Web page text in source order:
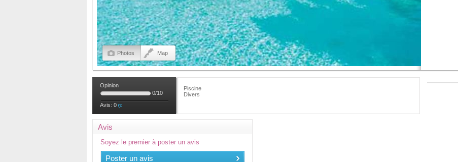
Photos Map
Opinion
0/10
Avis: 0
Piscine
Divers
Avis
Soyez le premier à poster un avis
Poster un avis